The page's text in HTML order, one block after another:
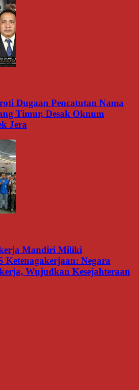
Dugaan Pencatutan Nama
Timur, Desak Oknum
Jera
Mandiri Miliki
Ketenagakerjaan: Negara
Wujudkan Kesejahteraan